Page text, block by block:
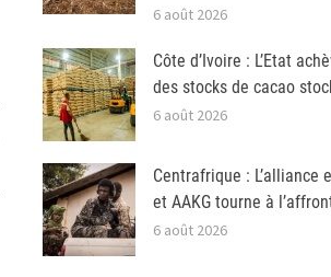
6 août 2026
Côte d’Ivoire : L’Etat
des stocks de cacao
6 août 2026
Centrafrique : L’alliance
et AAKG tourne à
6 août 2026